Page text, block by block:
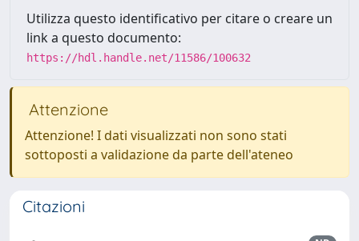
Utilizza questo identificativo per citare o creare un
link a questo documento:
https://hdl.handle.net/11586/100632
Attenzione
Attenzione! I dati visualizzati non sono stati
sottoposti a validazione da parte dell'ateneo
Citazioni